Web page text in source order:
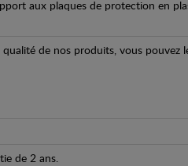
aux plaques de protection en
de nos produits, vous pouvez
de 2 ans.